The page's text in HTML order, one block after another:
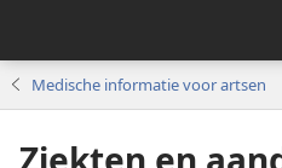
Medische informatie voor artsen